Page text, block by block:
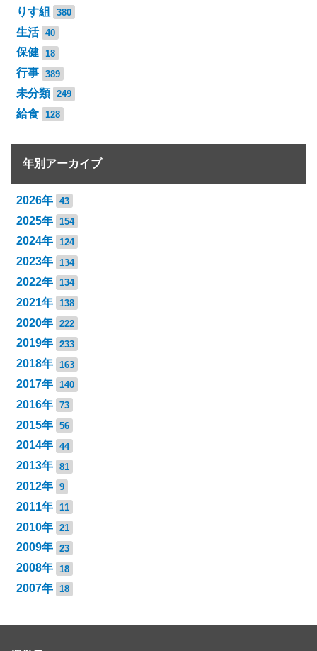
りす組 380
生活 40
保健 18
行事 389
未分類 249
給食 128
年別アーカイブ
2026年 43
2025年 154
2024年 124
2023年 134
2022年 134
2021年 138
2020年 222
2019年 233
2018年 163
2017年 140
2016年 73
2015年 56
2014年 44
2013年 81
2012年 9
2011年 11
2010年 21
2009年 23
2008年 18
2007年 18